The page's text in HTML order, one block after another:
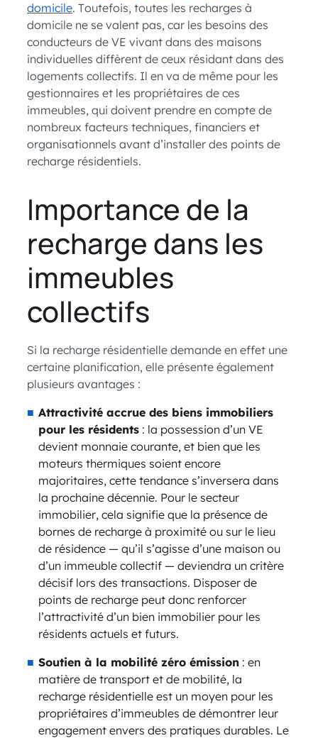
domicile. Toutefois, toutes les recharges à
domicile ne se valent pas, car les besoins des
conducteurs de VE vivant dans des maisons
individuelles diffèrent de ceux résidant dans des
logements collectifs. Il en va de même pour les
gestionnaires et les propriétaires de ces
immeubles, qui doivent prendre en compte de
nombreux facteurs techniques, financiers et
organisationnels avant d’installer des points de
recharge résidentiels.
Importance de la
recharge dans les
immeubles
collectifs
Si la recharge résidentielle demande en effet une
certaine planification, elle présente également
plusieurs avantages :
Attractivité accrue des biens immobiliers
pour les résidents : la possession d’un VE
devient monnaie courante, et bien que les
moteurs thermiques soient encore
majoritaires, cette tendance s’inversera dans
la prochaine décennie. Pour le secteur
immobilier, cela signifie que la présence de
bornes de recharge à proximité ou sur le lieu
de résidence — qu’il s’agisse d’une maison ou
d’un immeuble collectif — deviendra un critère
décisif lors des transactions. Disposer de
points de recharge peut donc renforcer
l’attractivité d’un bien immobilier pour les
résidents actuels et futurs.
Soutien à la mobilité zéro émission : en
matière de transport et de mobilité, la
recharge résidentielle est un moyen pour les
propriétaires d’immeubles de démontrer leur
engagement envers des pratiques durables. Le